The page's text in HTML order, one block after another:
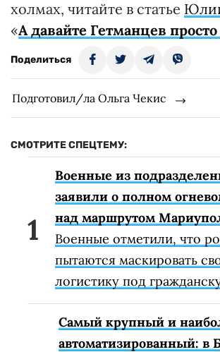
холмах, читайте в статье
«А давайте Гетманцев
Поделиться
Подготовил/ла Ольга Чекис
СМОТРИТЕ СПЕЦТЕМУ:
Военные из
заявили о полном
над маршрутом
Военные отметили, что
пытаются маскировать
логистику под
Самый крупный и
автоматизированный: в